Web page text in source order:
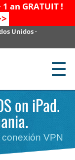
an GRATUIT !
Unidos ·
☰
on iPad.
VPN